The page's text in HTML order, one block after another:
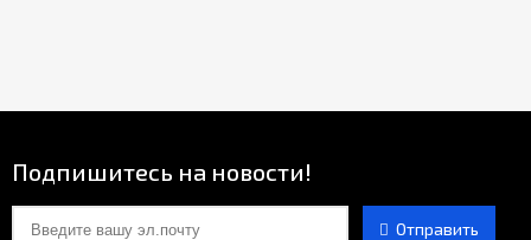
Подпишитесь на новости!
Отправить